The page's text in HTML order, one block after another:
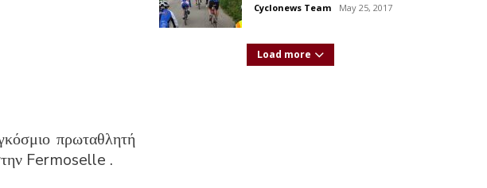
πρωταθλητή
Fermoselle .
Cyclonews Team May 25, 2017
Load more